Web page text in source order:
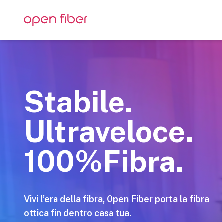
Stabile.
Ultraveloce.
100%Fibra.
Vivi l’era della fibra, Open Fiber porta la fibra
ottica fin dentro casa tua.